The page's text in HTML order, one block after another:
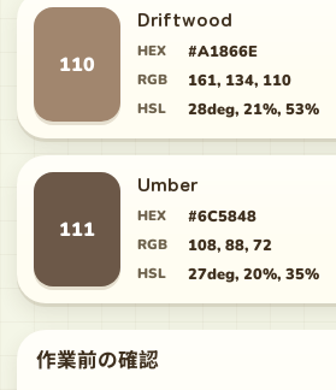
110
Driftwood
HEX #A1866E
RGB 161, 134, 110
HSL 28deg, 21%, 53%
111
Umber
HEX #6C5848
RGB 108, 88, 72
HSL 27deg, 20%, 35%
作業前の確認